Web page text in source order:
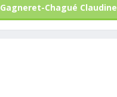
Gagneret-Chagué Claudine